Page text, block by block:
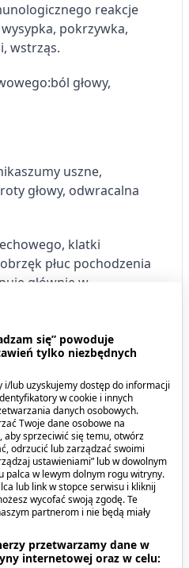
reakcje
pokrzywka,
wstrząs.
:ból głowy,
szumy uszne,
głowy, odwracalna
klatki
obrzęk płuc pochodzenia
głównie w
niestrawność, zgaga,
bóle brzucha,
żołądka, uczynnienie
zapalenie
żółciowychogniskowa
tkliwość i
zwiększenie
w surowicy, fosfatazy
się” powoduje
tylko niezbędnych
lub uzyskujemy dostęp do informacji
w cookie i innych
danych osobowych.
Twoje dane osobowe na
sprzeciwić się temu, otwórz
odrzucić lub zarządzać swoimi
ustawieniami” lub w dowolnym
palca w lewym dolnym rogu witryny.
lub link w stopce serwisu i kliknij
wycofać swoją zgodę. Te
partnerom i nie będą miały
przetwarzamy dane w
internetowej oraz w celu: